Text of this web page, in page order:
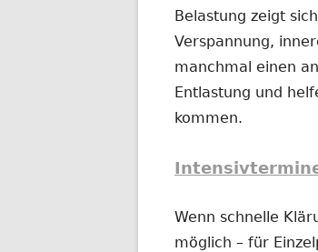
Belastung zeigt
Verspannung,
manchmal einen
Entlastung und
kommen.
Wenn schnelle
möglich – für